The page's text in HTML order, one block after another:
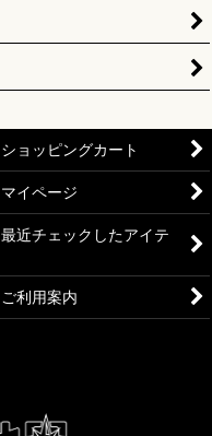
ショッピングカート
マイページ
最近チェックしたアイテ
ご利用案内